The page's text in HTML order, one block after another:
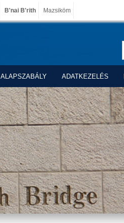
B'nai B'rith Mazsiköm
ALAPSZABÁLY ADATKEZELÉS